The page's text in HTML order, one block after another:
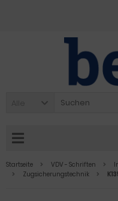
Alle
Startseite VDV - Schriften
Zugsicherungstechnik